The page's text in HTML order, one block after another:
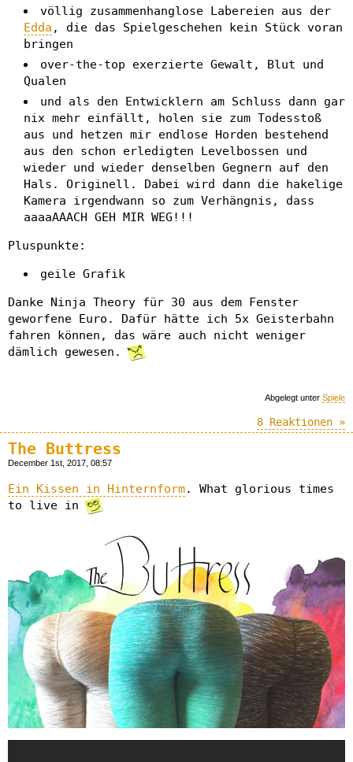
völlig zusammenhanglose Labereien aus der
Edda , die das Spielgeschehen kein Stück voran
bringen
over-the-top exerzierte Gewalt, Blut und
Qualen
und als den Entwicklern am Schluss dann gar
nix mehr einfällt, holen sie zum Todesstoß
aus und hetzen mir endlose Horden bestehend
aus den schon erledigten Levelbossen und
wieder und wieder denselben Gegnern auf den
Hals. Originell. Dabei wird dann die hakelige
Kamera irgendwann so zum Verhängnis, dass
aaaaAAACH GEH MIR WEG!!!
Pluspunkte:
geile Grafik
Danke Ninja Theory für 30 aus dem Fenster
geworfene Euro. Dafür hätte ich 5x Geisterbahn
fahren können, das wäre auch nicht weniger
dämlich gewesen.
Abgelegt unter Spiele
8 Reaktionen »
The Buttress
December 1st, 2017, 08:57
Ein Kissen in Hinternform. What glorious times
to live in